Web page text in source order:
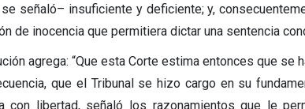
señaló– insuficiente y deficiente; y,
de inocencia que permitiera dictar una sentencia
agrega: “Que esta Corte estima entonces que
que el Tribunal se hizo cargo en su
con libertad, señaló los razonamientos que le